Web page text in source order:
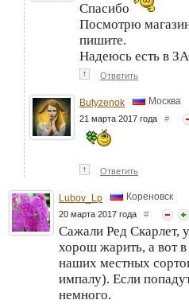
Спасибо
Посмотрю
пишите.
Надеюсь есть в
↑ Ответить
Butyzenok Москва
21 марта 2017 года #
↑ Ответить
Lubov_Lp Кореновск
20 марта 2017 года #
Сажали Ред Скарлет,
хорош жарить, а вот
наших местных
импалу). Если
немного.